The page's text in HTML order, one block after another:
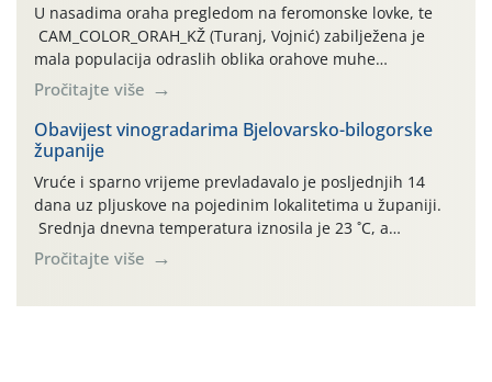
U nasadima oraha pregledom na feromonske lovke, te
CAM_COLOR_ORAH_KŽ (Turanj, Vojnić) zabilježena je
mala populacija odraslih oblika orahove muhe
(Rhagoletis completa). Niska brojnost može se objasniti
činjenicom da je riječ o mladim nasadima s vrlo malim
urodom, što je povezano i s manjim brojem prezimjelih
jedinki. U starijim nasadima, na žutim ljepljivim Rebell
pločama s […]
Pročitajte više
Obavijest vinogradarima Bjelovarsko-bilogorske
županije
Vruće i sparno vrijeme prevladavalo je posljednjih 14
dana uz pljuskove na pojedinim lokalitetima u županiji.
Srednja dnevna temperatura iznosila je 23 ˚C, a
maksimalne su posljednjih dana dosezale do 35 ˚C.
Simptome plamenjače vinove loze (Plasmoparas
Pročitajte više